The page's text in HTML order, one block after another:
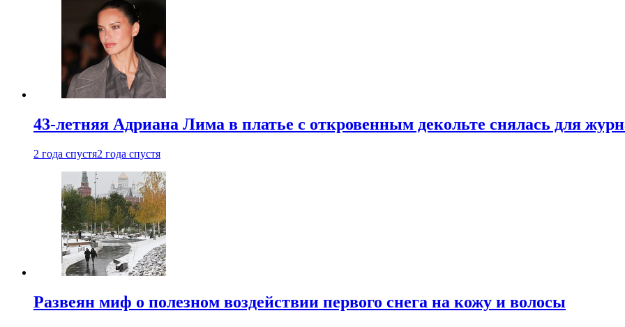
43-летняя Адриана Лима в платье с откровенным декольте снялась для
2 года спустя2 года спустя
Развеян миф о полезном воздействии первого снега на кожу и волосы